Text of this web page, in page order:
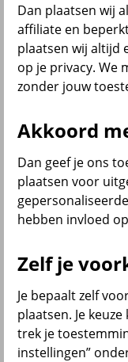
Beleggen
Sparen
Pensioen en
Dan plaatsen wij
affiliate en
plaatsen wij altijd
op je privacy. We
zonder jouw
Akkoord
Dan geef je ons
plaatsen voor
hebben invloed
Zelf je
Je bepaalt zelf
plaatsen. Je
trek je
instellingen”